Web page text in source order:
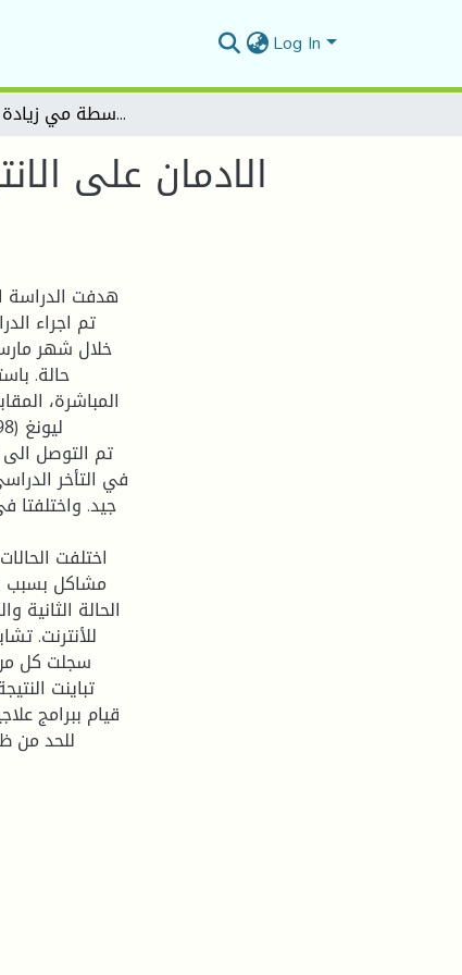
Log In
الادمان على الانترنت والسّلوك العدواني لدى المراهق المتمدرس. دراسة ميدانية بمتوسطة مي زيادة - بالمسيلة -
الادمان على
هدفت
تم اجراء
خلال شهر
حالة.
المباشرة،
تم التوصل الى
في التأخر
جيد. واختلفتا
اختلفت
مشاكل بسبب
الحالة
للأنترنت.
سجلت كل من
تباينت
قيام ببرامج
للحد من